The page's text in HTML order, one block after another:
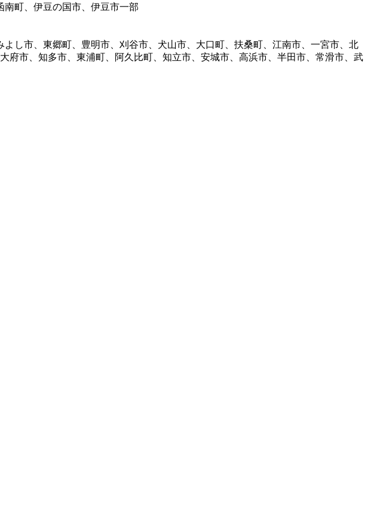
町、伊豆の国市、伊豆市一部
し市、東郷町、豊明市、刈谷市、犬山市、大口町、扶桑町、江南市、一宮市、北
市、知多市、東浦町、阿久比町、知立市、安城市、高浜市、半田市、常滑市、武